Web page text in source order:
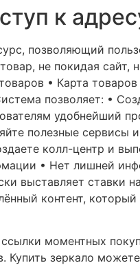
к
позволяющий
не покидая сайт,
• Карта
позволяет: •
удобнейший
полезные сервисы
колл-центр и
• Нет лишней
выставляет ставки
контент,
моментных
Купить зеркало